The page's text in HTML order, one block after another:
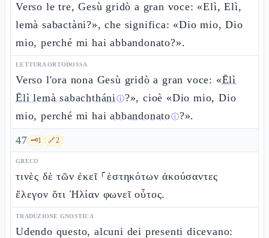
Verso le tre, Gesù gridò a gran voce: «Elì, Elì,
lemà sabactàni?», che significa: «Dio mio, Dio
mio, perché mi hai abbandonato?».
LETTURA ORTODOSSA
Verso l'ora nona Gesù gridò a gran voce: «Ēlì
Ēlì lemà sabachthániⓘ?», cioè «Dio mio, Dio
mio, perché mi haiabbandonatoⓘ?».
47 🗝️1 🔗2
GRECO
τινὲς δὲ τῶν ἐκεῖ ⸀ἑστηκότων ἀκούσαντες
ἔλεγον ὅτι Ἠλίαν φωνεῖ οὗτος.
TRADUZIONE GNOSTICA
Udendo questo, alcuni dei presenti dicevano: